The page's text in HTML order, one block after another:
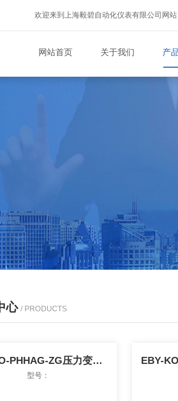
欢迎来到上海毅碧自动化仪表有限公司网站
网站首页 关于我们 产
心 / PRODUCTS
EBY-KO-PHHAG-ZG压力变送器
型号：
EBY-